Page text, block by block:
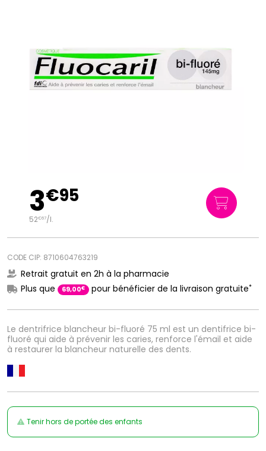
Le dentrifrice blancheur bi-fluoré 75 ml est un dentifrice bi-
fluoré qui aide à prévenir les caries, renforce l'émail et aide
à restaurer la blancheur naturelle des dents.
3€95
52€67/l.
CODE CIP: 8710604763219
Retrait gratuit en 2h à la pharmacie
Plus que
69,00€ pour bénéficier de la livraison gratuite*
Tenir hors de portée des enfants